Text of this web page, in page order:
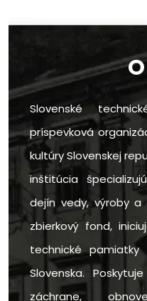
Slovenské
príspevková
kultúry Slovenskej
inštitúcia
dejín vedy, výroby a
zbierkový fond,
technické
Slovenska.
záchrane,